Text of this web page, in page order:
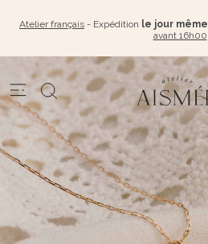
Atelier français - Expédition le jour même
avant 16h00